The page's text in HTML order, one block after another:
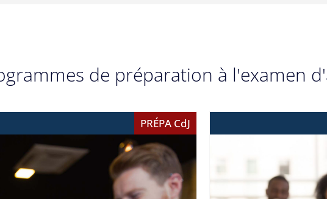
de préparation à l'examen
PRÉPA CdJ